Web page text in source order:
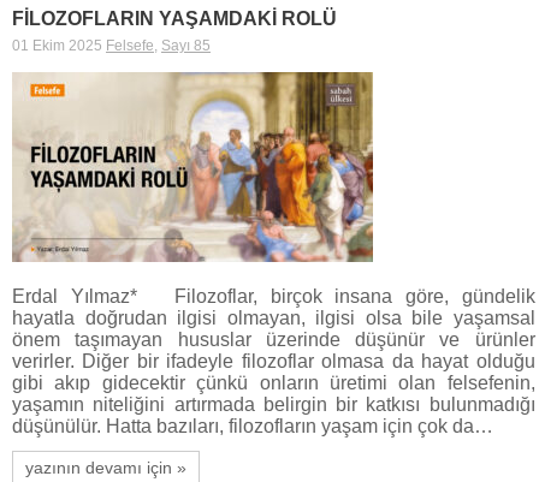
FİLOZOFLARIN YAŞAMDAKİ ROLÜ
01 Ekim 2025 Felsefe, Sayı 85
Erdal Yılmaz* Filozoflar, birçok insana göre, gündelik
hayatla doğrudan ilgisi olmayan, ilgisi olsa bile yaşamsal
önem taşımayan hususlar üzerinde düşünür ve ürünler
verirler. Diğer bir ifadeyle filozoflar olmasa da hayat olduğu
gibi akıp gidecektir çünkü onların üretimi olan felsefenin,
yaşamın niteliğini artırmada belirgin bir katkısı bulunmadığı
düşünülür. Hatta bazıları, filozofların yaşam için çok da…
yazının devamı için »